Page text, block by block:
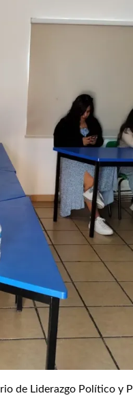
de Liderazgo Político y